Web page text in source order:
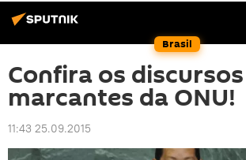
Brasil
Confira os
marcantes da ONU!
11:43 25.09.2015